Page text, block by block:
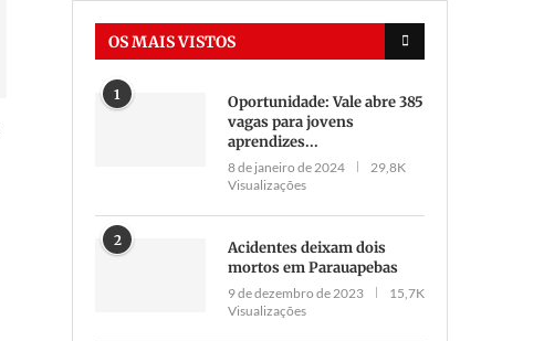
Luis Veloso deixa Secretaria de
Saúde de Parauapebas sem
Vereador propõe
matrícula para estudantes
OS MAIS VISTOS
1
Oportunidade: Vale abre 385
vagas para jovens
aprendizes...
8 de janeiro de 2024
29,8K
Visualizações
2
Acidentes deixam dois
mortos em Parauapebas
9 de dezembro de 2023
15,7K
Visualizações